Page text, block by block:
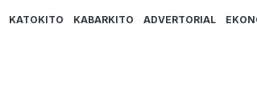
KATOKITO KABARKITO ADVERTORIAL